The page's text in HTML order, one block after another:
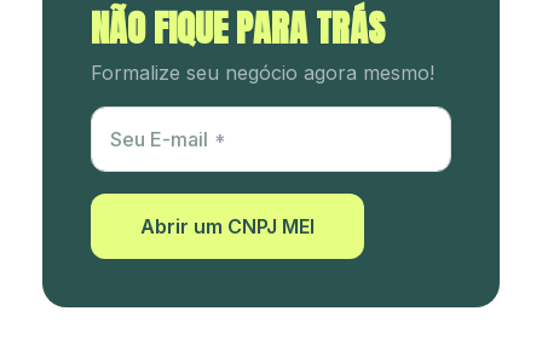
NÃO FIQUE PARA TRÁS
Formalize seu negócio agora mesmo!
Utm Content
Seu E-mail
Abrir um CNPJ MEI